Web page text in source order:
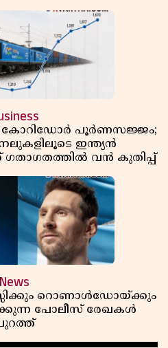
കോറിഡോർ പൂർണസജ്ജം;
ഇന്ത്യൻ
ഗതാഗതത്തിൽ വൻ കുതിപ്പ്
News
റൊണാൾഡോയ്ക്കും
പോലീസ് രേഖകൾ